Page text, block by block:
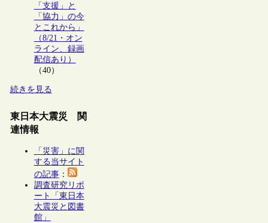
「支援」と
「協力」の今
とこれから」
（8/21・オン
ライン、録画
配信あり）
（40）
続きを見る
東日本大震災 関
連情報
「災害」に関
する当サイト
の記事：
調査研究リポ
ート「東日本
大震災と図書
館」